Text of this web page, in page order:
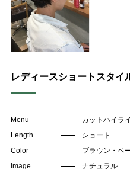
052-693-5788
レディースショートスタイ
Menu
カットハイラ
Length
ショート
Color
ブラウン・ベ
Image
ナチュラル